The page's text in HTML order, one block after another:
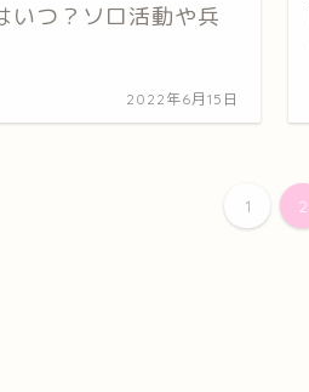
いつ？ソロ活動や兵
2022年6月15日
1 2